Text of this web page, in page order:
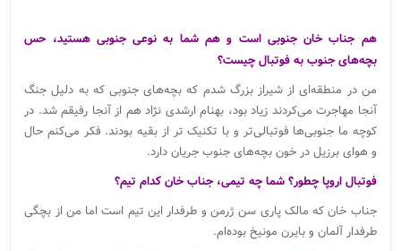
هم جناب خان جنوبی است و هم شما به نوعی جنوبی هستید، حس
بچه‌های جنوب به فوتبال چیست؟
من در منطقه‌ای از شیراز بزرگ شدم که بچه‌های جنوبی که به دلیل جنگ
آنجا مهاجرت می‌کردند زیاد بود، بهنام ارشدی نژاد هم از آنجا رفیقم شد. در
کوچه ما جنوبی‌ها فوتبالی‌تر و با تکنیک تر از بقیه بودند. فکر می‌کنم حال
و هوای برزیل در خون بچه‌های جنوب جریان دارد.
فوتبال اروپا چطور؟ شما چه تیمی، جناب خان کدام تیم؟
جناب خان که مالک پاری سن ژرمن و طرفدار این تیم است اما من از بچگی
طرفدار آلمان و بایرن مونیخ بوده‌ام.